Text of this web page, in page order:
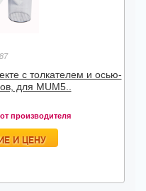
с толкателем и осью-
для MUM5..
производителя
И ЦЕНУ